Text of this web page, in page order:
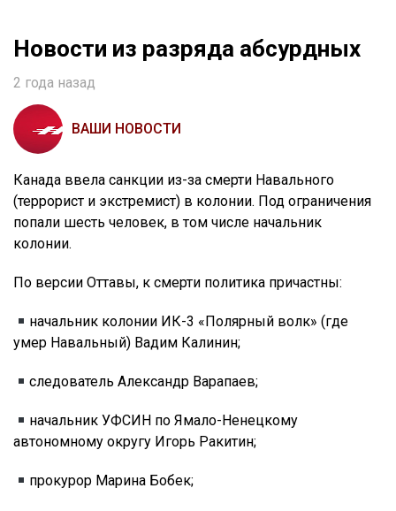
Новости из разряда абсурдных
2 года назад
ВАШИ НОВОСТИ
Канада ввела санкции из-за смерти Навального
(террорист и экстремист) в колонии. Под ограничения
попали шесть человек, в том числе начальник
колонии.
По версии Оттавы, к смерти политика причастны:
начальник колонии ИК-3 «Полярный волк» (где
умер Навальный) Вадим Калинин;
следователь Александр Варапаев;
начальник УФСИН по Ямало-Ненецкому
автономному округу Игорь Ракитин;
прокурор Марина Бобек;